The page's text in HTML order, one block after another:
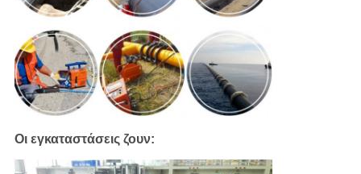
Οι εγκαταστάσεις ζουν: